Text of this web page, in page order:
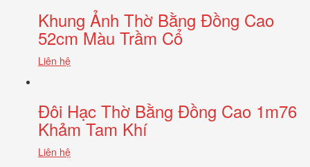
Khung Ảnh Thờ Bằng Đồng Cao
52cm Màu Trầm Cổ
Liên hệ
Đôi Hạc Thờ Bằng Đồng Cao 1m76
Khảm Tam Khí
Liên hệ